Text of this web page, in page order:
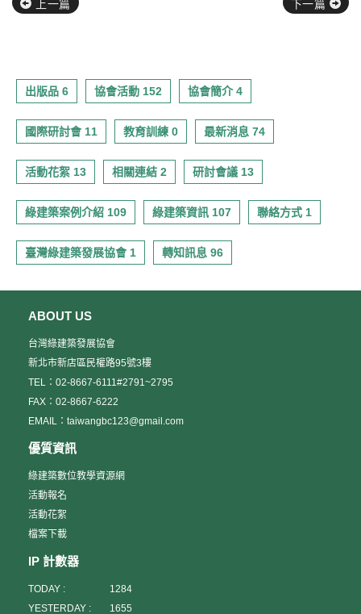
上一篇 下一篇
出版品 6 協會活動 152 協會簡介 4
國際研討會 11 教育訓練 0 最新消息 74
活動花絮 13 相關連結 2 研討會議 13
綠建築案例介紹 109 綠建築資訊 107 聯絡方式 1
臺灣綠建築發展協會 1 轉知訊息 96
ABOUT US
台灣綠建築發展協會
新北市新店區民權路95號3樓
TEL：02-8667-6111#2791~2795
FAX：02-8667-6222
EMAIL：taiwangbc123@gmail.com
優質資訊
綠建築數位教學資源網
活動報名
活動花絮
檔案下載
IP 計數器
TODAY :
1284
YESTERDAY :
1655